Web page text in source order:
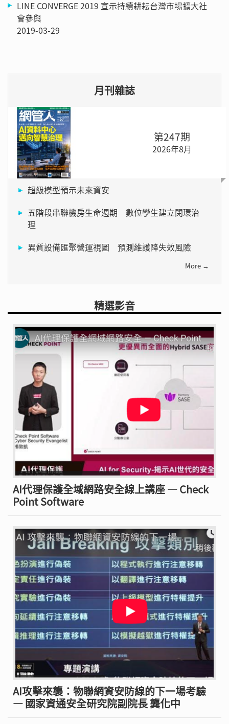
LINE CONVERGE 2019 宣示持續耕耘台灣市場擴大社
會參與
2019-03-29
月刊雜誌
第247期
2026年8月
超級模型預示未來資安
五階段串聯機房生命週期 數位孿生建立閉環治
理
異質設備匯聚營運視圖 預測維護降失效風險
More →
精選影音
AI代理保護全域網路安全線上講座 — Check
Point Software
AI攻擊來襲：物聯網資安防線的下一場考驗
— 國家資通安全研究院副院長 龔化中